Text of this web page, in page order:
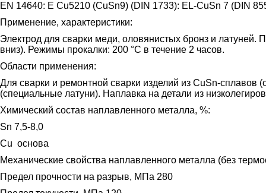
EN 14640: E Cu5210 (CuSn9) (DIN 1733): EL-CuSn 7 (DIN
Применение, характеристики:
Электрод для сварки меди, оловянистых бронз и латуней.
вниз). Режимы прокалки: 200 °C в течение 2 часов.
Области применения:
Для сварки и ремонтной сварки изделий из CuSn-
(специальные латуни). Наплавка на детали из
Химический состав наплавленного металла, %:
Sn 7,5-8,0
Cu основа
Механические свойства наплавленного металла (без
Предел прочности на разрыв, МПа 280